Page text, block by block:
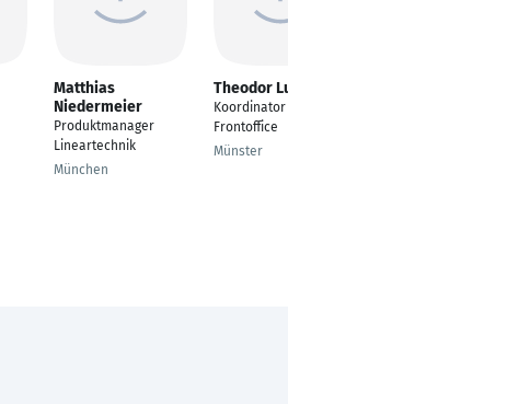
Matthias
Niedermeier
Produktmanager
Lineartechnik
München
Theodor Lucas
Koordinator
Frontoffice
Münster